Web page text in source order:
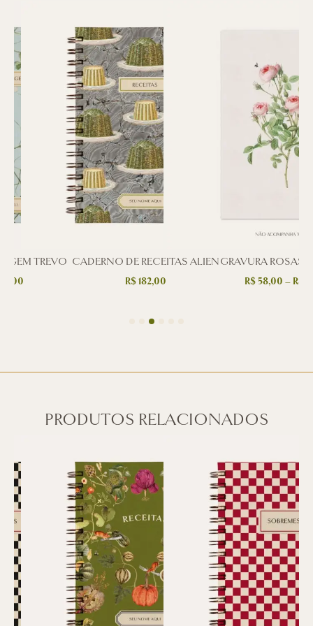
TREVO CADERNO DE RECEITAS ALIEN
R$182,00
GRAVURA ROSAS
R$58,00 – R$
PRODUTOS RELACIONADOS